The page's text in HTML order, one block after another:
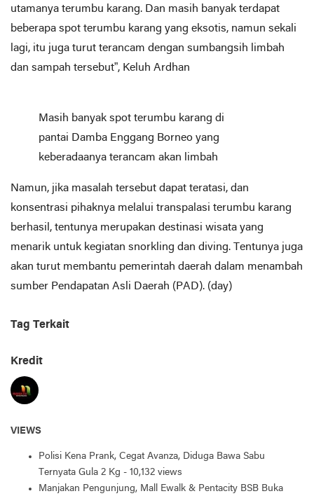
utamanya terumbu karang. Dan masih banyak terdapat
beberapa spot terumbu karang yang eksotis, namun sekali
lagi, itu juga turut terancam dengan sumbangsih limbah
dan sampah tersebut”, Keluh Ardhan
Masih banyak spot terumbu karang di
pantai Damba Enggang Borneo yang
keberadaanya terancam akan limbah
Namun, jika masalah tersebut dapat teratasi, dan
konsentrasi pihaknya melalui transpalasi terumbu karang
berhasil, tentunya merupakan destinasi wisata yang
menarik untuk kegiatan snorkling dan diving. Tentunya juga
akan turut membantu pemerintah daerah dalam menambah
sumber Pendapatan Asli Daerah (PAD). (day)
Tag Terkait
Kredit
VIEWS
Polisi Kena Prank, Cegat Avanza, Diduga Bawa Sabu
Ternyata Gula 2 Kg - 10,132 views
Manjakan Pengunjung, Mall Ewalk & Pentacity BSB Buka